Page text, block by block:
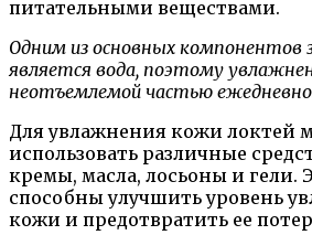
питательными веществами.
Одним из основных компонентов
является вода, поэтому
неотъемлемой частью
Для увлажнения кожи локтей
использовать различные
кремы, масла, лосьоны и гели.
способны улучшить уровень
кожи и предотвратить ее